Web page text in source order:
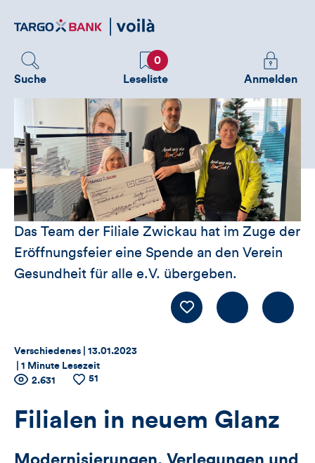
zum
Suche
Favoriten
0
Leseliste
Melden
Sie
an
um
zusätzliche
zu
sehen
Anmelden
Das Team der Filiale Zwickau hat im Zuge der
Eröffnungsfeier eine Spende an den Verein
Gesundheit für alle e.V. übergeben.
LIKE Kommentieren
Thema:
Verschiedenes | Datum:
13.01.2023
1 Minute Lesezeit
Zähler
für
Views,
Anzahl
Views
2.631
Anzahl
51
Filialen in neuem Glanz